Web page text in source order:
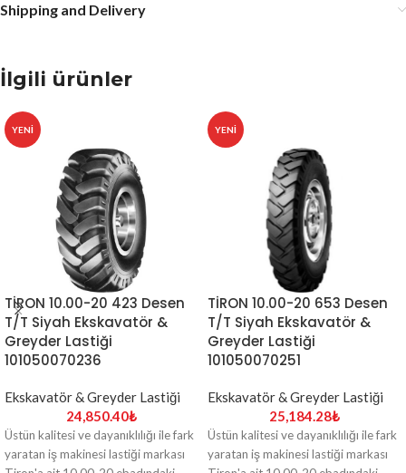
Shipping and Delivery
İlgili ürünler
YENI
TİRON 10.00-20 423 Desen
T/T Siyah Ekskavatör &
Greyder Lastiği
101050070236
Ekskavatör & Greyder Lastiği
24,850.40₺
Üstün kalitesi ve dayanıklılığı ile fark
yaratan iş makinesi lastiği markası
YENI
TİRON 10.00-20 653 Desen
T/T Siyah Ekskavatör &
Greyder Lastiği
101050070251
Ekskavatör & Greyder Lastiği
25,184.28₺
Üstün kalitesi ve dayanıklılığı ile fark
yaratan iş makinesi lastiği markası